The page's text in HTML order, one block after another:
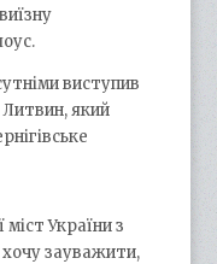
виступив
який
міст України з
хочу зауважити,